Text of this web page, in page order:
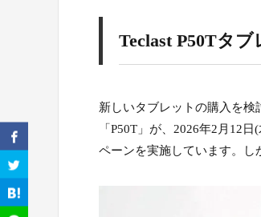
Teclast P50Tタ
新しいタブレットの購入を検
「P50T」が、2026年2月12
ペーンを実施しています。し